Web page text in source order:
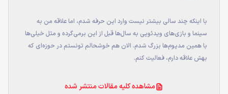
با اینکه چند سالی بیشتر نیست وارد این حرفه شدم، اما علاقه من به
سینما و بازی‌های ویدئویی به سال‌ها قبل از این برمی‌گرده و مثل خیلی‌ها
با همین مدیوم‌ها بزرگ شدم. الان هم خوشحالم تونستم در حوزه‌ای که
بهش علاقه دارم، فعالیت کنم.
مشاهده کلیه مقالات منتشر شده